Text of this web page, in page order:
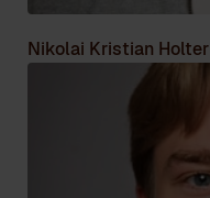
Nikolai Kristian Holter